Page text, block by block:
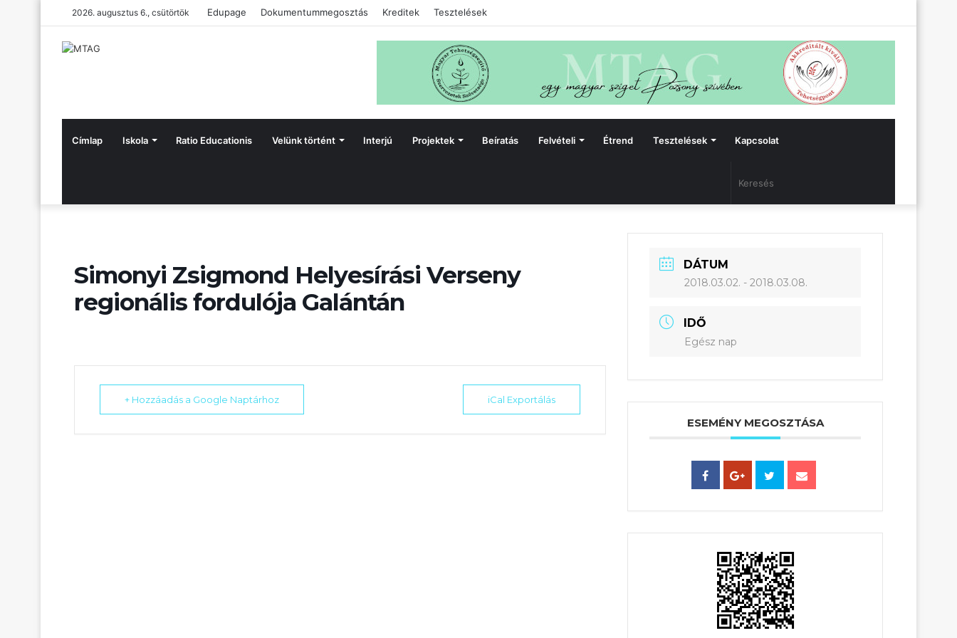
2026. augusztus 6., csütörtök Edupage Dokumentummegosztás Kreditek Tesztelések
Címlap Iskola Ratio Educationis Velünk történt Interjú Projektek Beíratás Felvételi Étrend Tesztelések Kapcsolat
Simonyi Zsigmond Helyesírási Verseny
regionális fordulója Galántán
+ Hozzáadás a Google Naptárhoz iCal Exportálás
DÁTUM
2018.03.02. - 2018.03.08.
IDŐ
Egész nap
ESEMÉNY MEGOSZTÁSA